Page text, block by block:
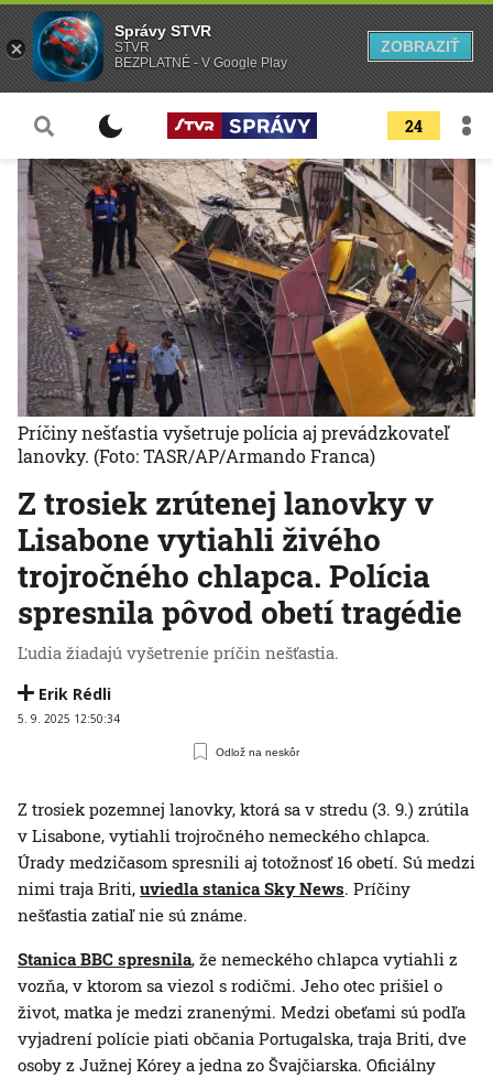
24
Z trosiek zrútenej lanovky v
Lisabone vytiahli živého
trojročného chlapca. Polícia
spresnila pôvod obetí tragédie
Ľudia žiadajú vyšetrenie príčin nešťastia.
Erik Rédli
5. 9. 2025 12:50:34
Odlož na neskôr
Príčiny nešťastia vyšetruje polícia aj prevádzkovateľ
lanovky. (Foto: TASR/AP/Armando Franca)
Z trosiek pozemnej lanovky, ktorá sa v stredu (3. 9.) zrútila
v Lisabone, vytiahli trojročného nemeckého chlapca.
Úrady medzičasom spresnili aj totožnosť 16 obetí. Sú medzi
nimi traja Briti, uviedla stanica Sky News. Príčiny
nešťastia zatiaľ nie sú známe.
Stanica BBC spresnila, že nemeckého chlapca vytiahli z
vozňa, v ktorom sa viezol s rodičmi. Jeho otec prišiel o
život, matka je medzi zranenými. Medzi obeťami sú podľa
vyjadrení polície piati občania Portugalska, traja Briti, dve
osoby z Južnej Kórey a jedna zo Švajčiarska. Oficiálny
Správy STVR
STVR
BEZPLATNÉ - V Google Play
ZOBRAZIŤ